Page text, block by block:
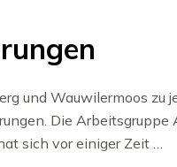
und Wauwilermoos zu
Die
sich vor einiger Zeit …